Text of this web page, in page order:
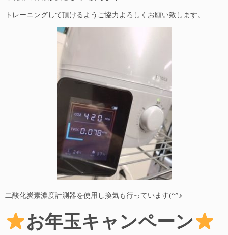
トレーニングして頂けるようご協力よろしくお願い致します。
二酸化炭素濃度計測器を使用し換気も行っています(^^♪
お年玉キャンペーン